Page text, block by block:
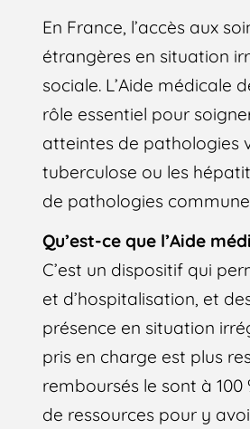
En France, l’accès aux
étrangères en situation
sociale. L’Aide médicale
rôle essentiel pour
atteintes de pathologies
tuberculose ou les
de pathologies
Qu’est-ce que l’Aide
C’est un dispositif qui
et d’hospitalisation, et
présence en situation
pris en charge est plus
remboursés le sont à
de ressources pour y